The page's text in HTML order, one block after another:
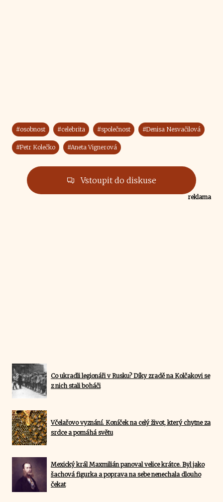
#osobnost #celebrita #společnost #Denisa Nesvačilová
#Petr Kolečko #Aneta Vignerová
Vstoupit do diskuse
reklama
Co ukradli legionáři v Rusku? Díky zradě na Kolčakovi se
z nich stali boháči
Včelařovo vyznání. Koníček na celý život, který chytne za
srdce a pomáhá světu
Mexický král Maxmilián panoval velice krátce. Byl jako
šachová figurka a poprava na sebe nenechala dlouho
čekat